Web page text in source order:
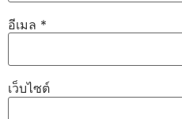
อีเมล *
เว็บไซต์